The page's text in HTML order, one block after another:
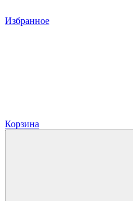
Избранное
Корзина